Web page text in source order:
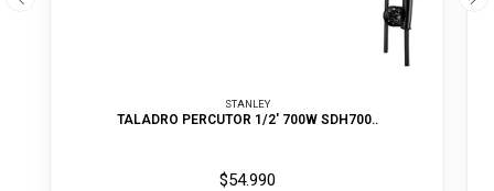
STANLEY
TALADRO PERCUTOR 1/2' 700W SDH700..
$54.990